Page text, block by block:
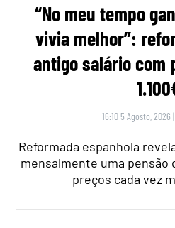
“No meu tempo
vivia melhor”:
antigo salário com
16:10 5 Agosto, 2026 |
Reformada espanhola
mensalmente uma pensão
preços cada vez